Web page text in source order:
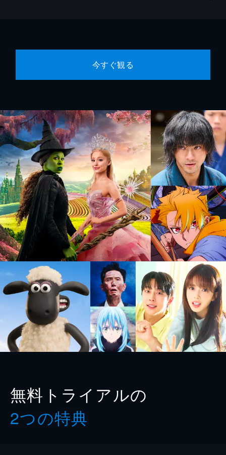
今すぐ観る
無料トライアルの
2つの特典